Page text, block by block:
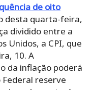
de oito
desta quarta-feira,
dividido entre a
Unidos, a CPI, que
10. A
da inflação poderá
reserve